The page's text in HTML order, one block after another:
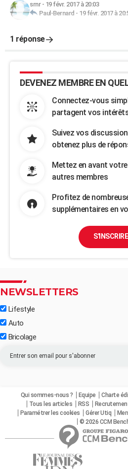
srnr- 19 févr. 2017 à 20:03
Paul-Bernard - 19 févr. 2017 à
1 réponse
DEVENEZ MEMBRE EN
Connectez-vous
partagent vos
Suivez vos
obtenez plus de
Mettez en avant
autres membres
Profitez de
supplémentaires en
S'INSCRIRE
NEWSLETTERS
Lifestyle
Auto
Bricolage
Qui sommes-nous ? Equipe Charte
Tous les articles
RSS
Paramétrer les cookies
Gérer Utiq
© 2026 CCM